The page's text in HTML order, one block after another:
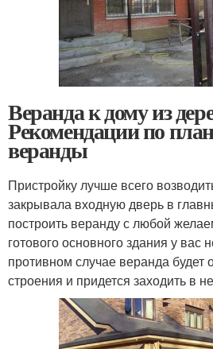
Веранда к дому из
Рекомендации по
веранды
Пристройку лучше всего
закрывала входную дверь в
построить веранду с любой
готового основного здания у вас
противном случае веранда будет
строения и придется заходить в